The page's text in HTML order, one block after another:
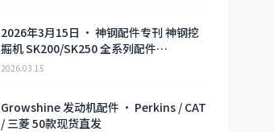
2026年3月15日 · 神钢配件专刊 神钢挖
掘机 SK200/SK250 全系列配件
Growshine 现货直供
2026.03.15
Growshine 发动机配件 · Perkins / CAT
/ 三菱 50款现货直发